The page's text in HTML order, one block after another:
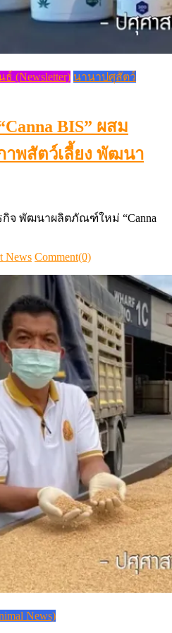
(Newsletter) นานาปศุสัตว์
BIS” ผสม
าพสัตว์เลี้ยง พัฒนา
กิจ พัฒนาผลิตภัณฑ์ใหม่ “Canna
News Comment(0)
News)